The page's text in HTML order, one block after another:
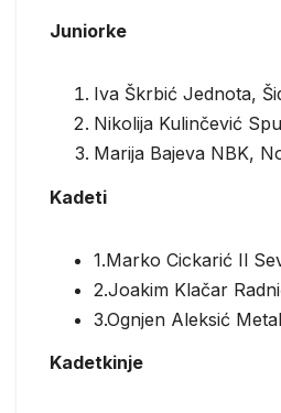
Juniorke
Iva Škrbić Jednota,
Nikolija Kulinčević
Marija Bajeva NBK,
Kadeti
1.Marko Cickarić Il
2.Joakim Klačar
3.Ognjen Aleksić
Kadetkinje